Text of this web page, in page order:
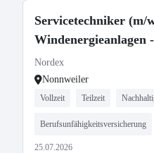
Servicetechniker (m/
Windenergieanlagen
Nordex
Nonnweiler
Vollzeit Teilzeit
Berufsunfähigkeitsversicherung
25.07.2026